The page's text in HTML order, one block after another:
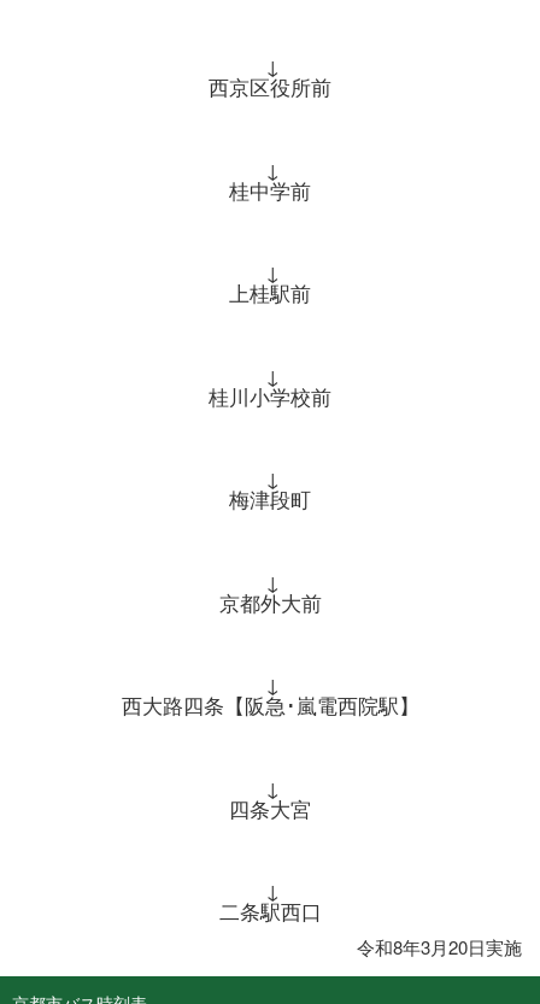
↓
西京区役所前
↓
桂中学前
↓
上桂駅前
↓
桂川小学校前
↓
梅津段町
↓
京都外大前
↓
西大路四条【阪急･嵐電西院駅】
↓
四条大宮
↓
二条駅西口
令和8年3月20日実施